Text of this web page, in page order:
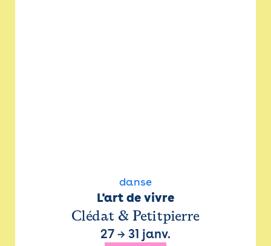
danse
L'art de vivre
Clédat & Petitpierre
27 → 31 janv.